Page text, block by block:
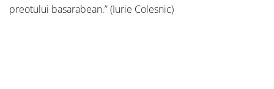
preotului basarabean.” (Iurie Colesnic)